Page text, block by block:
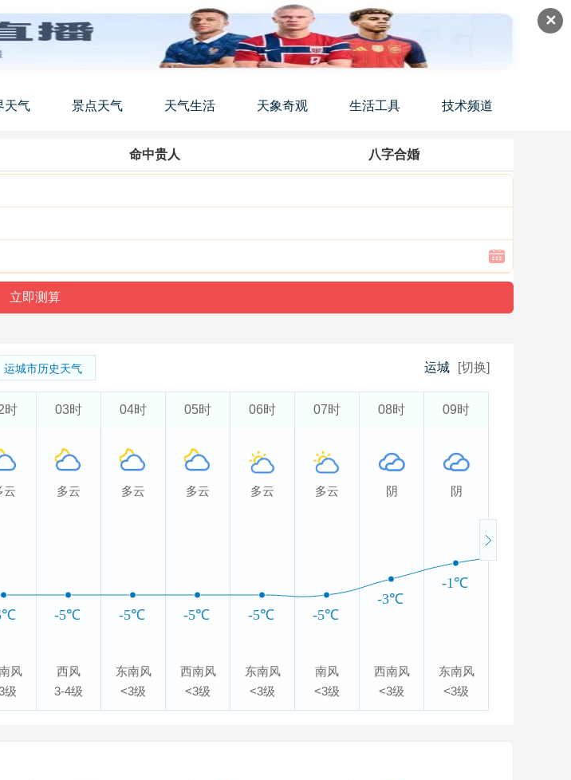
✕
天气 景点天气 天气生活 天象奇观 生活工具 技术频道
命中贵人 八字合婚
运城市历史天气 运城 [切换]
时
云
风
级
03时
多云
西风
3-4级
04时
多云
东南风
<3级
05时
多云
西南风
<3级
06时
多云
东南风
<3级
07时
多云
南风
<3级
08时
阴
西南风
<3级
09时
阴
东南风
<3级
-5℃ -5℃ -5℃ -5℃ -5℃
-3℃
-1℃